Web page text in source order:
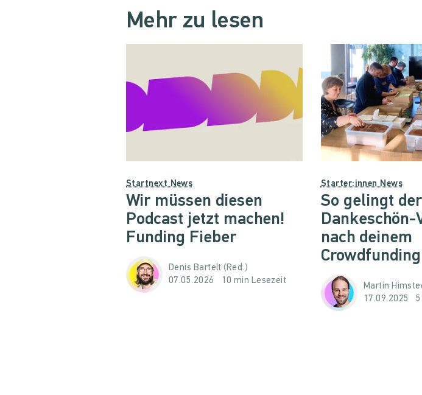
Mehr zu lesen
Startnext News
Wir müssen diesen
Podcast jetzt machen!
Funding Fieber
Denis Bartelt (Red.)
07.05.2026
10 min Lesezeit
Starter:innen News
So gelingt der
Dankeschön-
nach deinem
Crowdfunding
Martin
17.09.2025